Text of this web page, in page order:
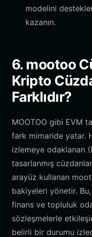
modelini
kazanın.
6. mootoo
Kripto
Farklıdır?
MOOTOO gibi EVM
fark mimaride yatar.
izlemeye odaklanan
tasarlanmış
arayüz kullanan
bakiyeleri yönetir. Bu,
finans ve topluluk
sözleşmelerle
belirli bir durumu